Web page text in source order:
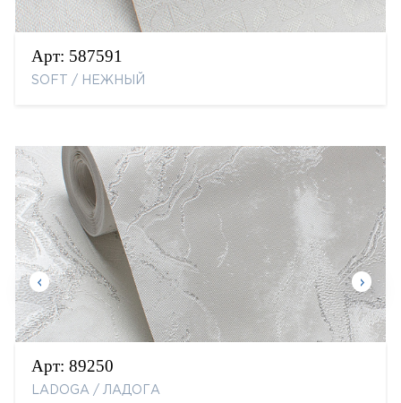
Арт: 587591
SOFT / НЕЖНЫЙ
Арт: 89250
LADOGA / ЛАДОГА